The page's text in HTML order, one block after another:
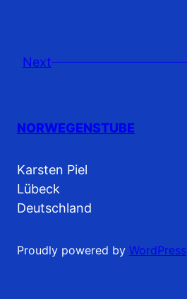
Next
NORWEGENSTUBE
Karsten Piel
Lübeck
Deutschland
Proudly powered by WordPress